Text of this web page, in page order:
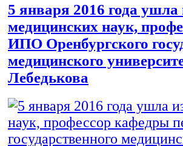
5 января 2016 года ушла
медицинских наук,
ИПО Оренбургского
медицинского
Лебедькова